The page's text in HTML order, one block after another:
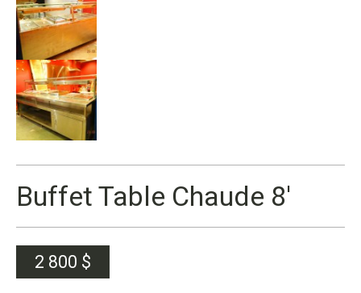
Buffet Table Chaude 8′
2 800 $